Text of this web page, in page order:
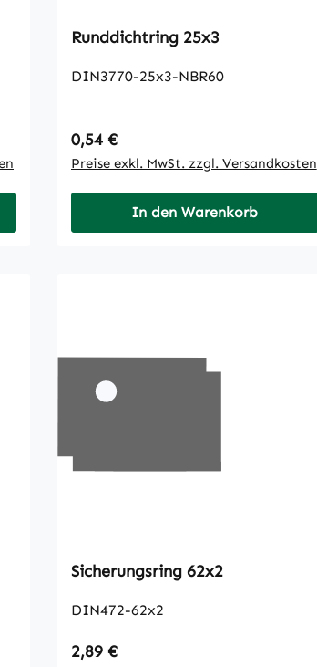
Runddichtring 25x3
DIN3770-25x3-NBR60
Regulärer Preis:
0,54 €
Preise exkl. MwSt. zzgl. Versandkosten
In den Warenkorb
Sicherungsring 62x2
DIN472-62x2
Regulärer Preis:
2,89 €